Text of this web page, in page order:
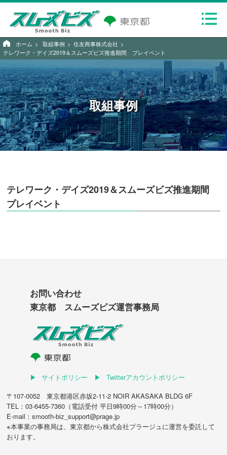
ホーム 取組事例
住友商事株式会社
テレワーク・デイズ2019＆スムーズビズ推進期間 プレイベント
取組事例
テレワーク・デイズ2019＆スムーズビズ推進期間
プレイベント
お問い合わせ
東京都 スムーズビズ運営事務局
サイトポリシー
Twitterアカウントポリシー
〒107-0052 東京都港区赤坂2-11-2 NOIR AKASAKA BLDG 6F
TEL：03-6455-7360（電話受付 平日9時00分～17時00分）
E-mail：smooth-biz_support@prage.jp
※本事業の事務局は、東京都から株式会社プラージュに運営を委託して
おります。